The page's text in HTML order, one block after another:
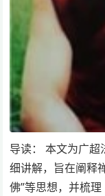
导读： 本文为广
细讲解，旨在阐释
佛”等思想，并梳